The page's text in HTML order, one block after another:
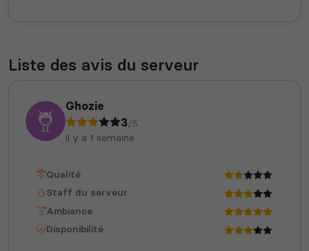
Liste des avis du serveur
Ghozie
3/5
il y a 1 semaine
Qualité
Staff du serveur
Ambiance
Disponibilité